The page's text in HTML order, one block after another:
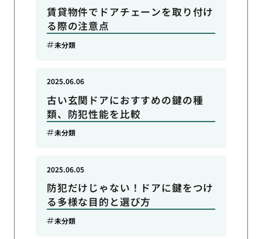
賃貸物件でドアチェーンを取り付け
る際の注意点
未分類
古い玄関ドアにおすすめの鍵の種
類、防犯性能を比較
2025.06.06
未分類
防犯だけじゃない！ドアに鍵をつけ
る多様な目的と選び方
2025.06.05
未分類